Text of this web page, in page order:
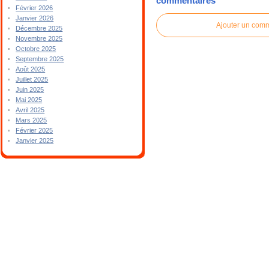
Février 2026
Janvier 2026
Décembre 2025
Novembre 2025
Octobre 2025
Septembre 2025
Août 2025
Juillet 2025
Juin 2025
Mai 2025
Avril 2025
Mars 2025
Février 2025
Janvier 2025
Ajouter un